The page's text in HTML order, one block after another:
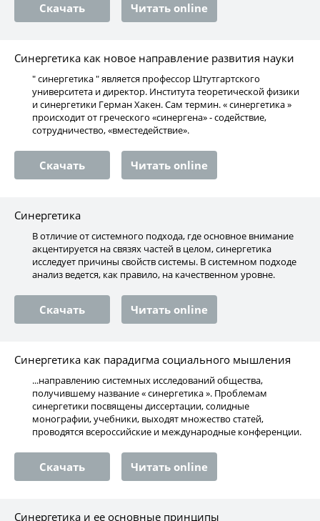
Скачать Читать online
Синергетика как новое направление развития науки
" синергетика " является профессор Штутгартского
университета и директор. Института теоретической физики
и синергетики Герман Хакен. Сам термин. « синергетика »
происходит от греческого «синергена» - содействие,
сотрудничество, «вместедействие».
Скачать Читать online
Cинергетика
В отличие от системного подхода, где основное внимание
акцентируется на связях частей в целом, синергетика
исследует причины свойств системы. В системном подходе
анализ ведется, как правило, на качественном уровне.
Скачать Читать online
Синергетика как парадигма социального мышления
...направлению системных исследований общества,
получившему название « синергетика ». Проблемам
синергетики посвящены диссертации, солидные
монографии, учебники, выходят множество статей,
проводятся всероссийские и международные конференции.
Скачать Читать online
Синергетика и ее основные принципы